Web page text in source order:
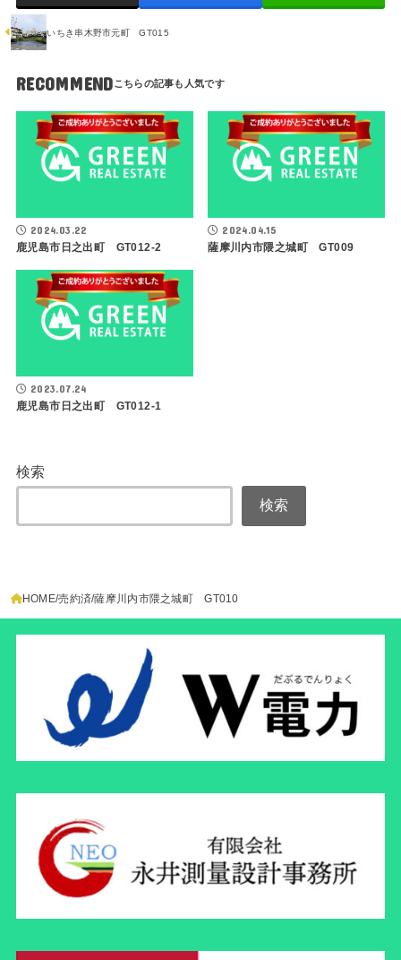
いちき串木野市元町 GT015
RECOMMEND
2024.03.22
鹿児島市日之出町 GT012-2
2024.04.15
薩摩川内市隈之城町 GT009
2023.07.24
鹿児島市日之出町 GT012-1
検索
検索
HOME 売約済 薩摩川内市隈之城町 GT010